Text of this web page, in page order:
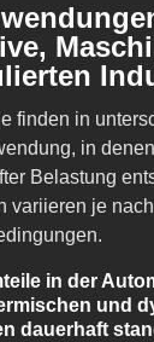
finden in
in
Belastung
variieren je
in der
und
dauerhaft